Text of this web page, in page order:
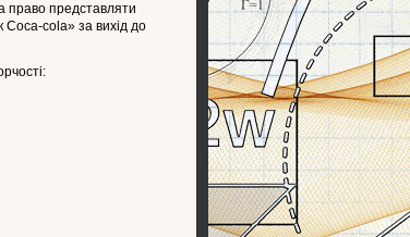
право представляти
Coca-cola» за вихід до